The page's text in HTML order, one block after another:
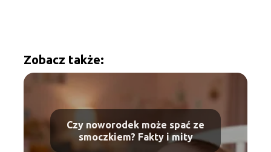
Zobacz także:
Czy noworodek może spać ze
smoczkiem? Fakty i mity